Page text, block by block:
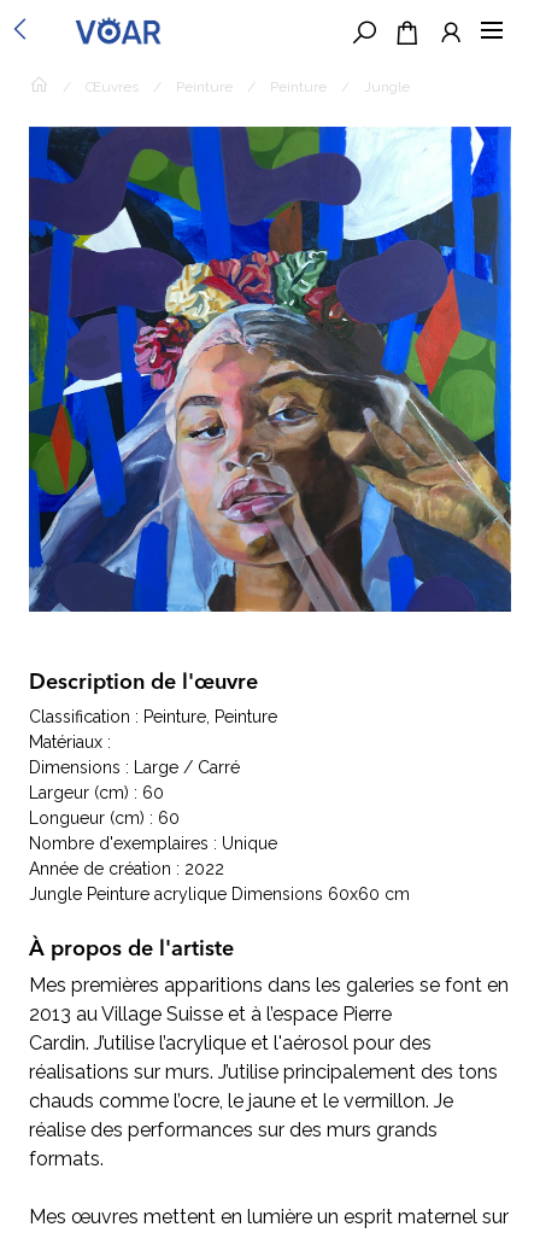
/ Œuvres / Peinture / Peinture / Jungle
Description de l'œuvre
Classification : Peinture, Peinture
Matériaux :
Dimensions : Large / Carré
Largeur (cm) : 60
Longueur (cm) : 60
Nombre d'exemplaires : Unique
Année de création : 2022
Jungle Peinture acrylique Dimensions 60x60 cm
À propos de l'artiste
Mes premières apparitions dans les galeries se font en
2013 au Village Suisse et à l’espace Pierre
Cardin. J’utilise l’acrylique et l'aérosol pour des
réalisations sur murs. J’utilise principalement des tons
chauds comme l’ocre, le jaune et le vermillon. Je
réalise des performances sur des murs grands
formats.
Mes œuvres mettent en lumière un esprit maternel sur